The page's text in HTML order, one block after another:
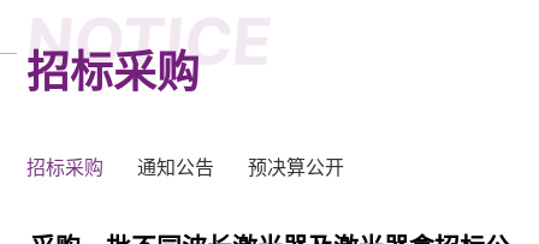
NOTICE
招标采购
招标采购 通知公告 预决算公开